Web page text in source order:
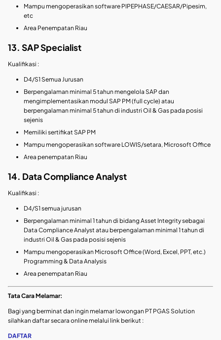
Mampu mengoperasikan software PIPEPHASE/CAESAR/Pipesim,
etc
Area Penempatan Riau
13. SAP Specialist
Kualifikasi :
D4/S1 Semua Jurusan
Berpengalaman minimal 5 tahun mengelola SAP dan
mengimplementasikan modul SAP PM (full cycle) atau
berpengalaman minimal 5 tahun di industri Oil & Gas pada posisi
sejenis
Memiliki sertifikat SAP PM
Mampu mengoperasikan software LOWIS/setara, Microsoft Office
Area penempatan Riau
14. Data Compliance Analyst
Kualifikasi :
D4/S1 semua jurusan
Berpengalaman minimal 1 tahun di bidang Asset Integrity sebagai
Data Compliance Analyst atau berpengalaman minimal 1 tahun di
industri Oil & Gas pada posisi sejenis
Mampu mengoperasikan Microsoft Office (Word, Excel, PPT, etc.)
Programming & Data Analysis
Area penempatan Riau
Tata Cara Melamar:
Bagi yang berminat dan ingin melamar lowongan PT PGAS Solution
silahkan daftar secara online melalui link berikut :
DAFTAR